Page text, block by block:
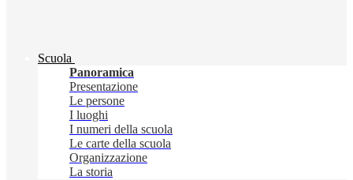
Scuola
Panoramica
Presentazione
Le persone
I luoghi
I numeri della scuola
Le carte della scuola
Organizzazione
La storia